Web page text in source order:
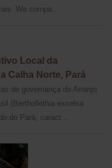
We cornpa...
Local da
Calha Norte, Pará
de governança do Arranjo
(Berthollethia excelsa
do Pará, caract...